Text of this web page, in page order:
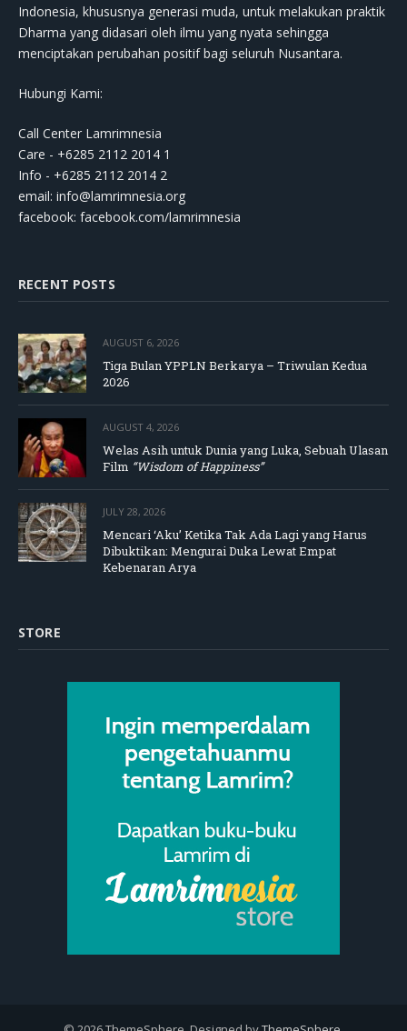
Indonesia, khususnya generasi muda, untuk melakukan praktik
Dharma yang didasari oleh ilmu yang nyata sehingga
menciptakan perubahan positif bagi seluruh Nusantara.
Hubungi Kami:
Call Center Lamrimnesia
Care - +6285 2112 2014 1
Info - +6285 2112 2014 2
email: info@lamrimnesia.org
facebook: facebook.com/lamrimnesia
RECENT POSTS
AUGUST 6, 2026
Tiga Bulan YPPLN Berkarya – Triwulan Kedua
2026
AUGUST 4, 2026
Welas Asih untuk Dunia yang Luka, Sebuah Ulasan
Film “Wisdom of Happiness”
JULY 28, 2026
Mencari ‘Aku’ Ketika Tak Ada Lagi yang Harus
Dibuktikan: Mengurai Duka Lewat Empat
Kebenaran Arya
STORE